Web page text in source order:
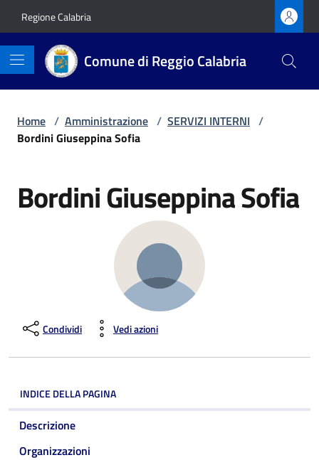
Regione Calabria
Comune di Reggio Calabria
Home / Amministrazione / SERVIZI INTERNI /
Bordini Giuseppina Sofia
Bordini Giuseppina Sofia
Condividi Vedi azioni
INDICE DELLA PAGINA
Descrizione
Organizzazioni